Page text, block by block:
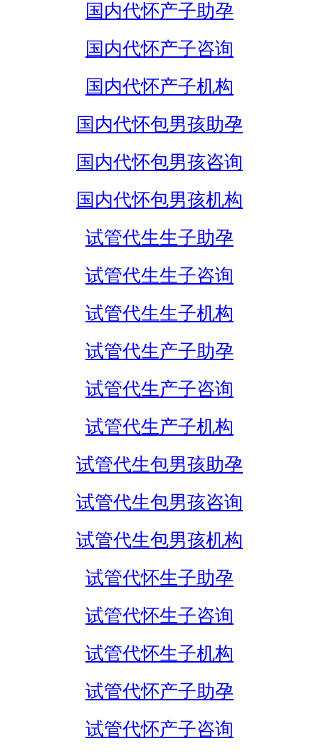
国内代怀产子助孕
国内代怀产子咨询
国内代怀产子机构
国内代怀包男孩助孕
国内代怀包男孩咨询
国内代怀包男孩机构
试管代生生子助孕
试管代生生子咨询
试管代生生子机构
试管代生产子助孕
试管代生产子咨询
试管代生产子机构
试管代生包男孩助孕
试管代生包男孩咨询
试管代生包男孩机构
试管代怀生子助孕
试管代怀生子咨询
试管代怀生子机构
试管代怀产子助孕
试管代怀产子咨询